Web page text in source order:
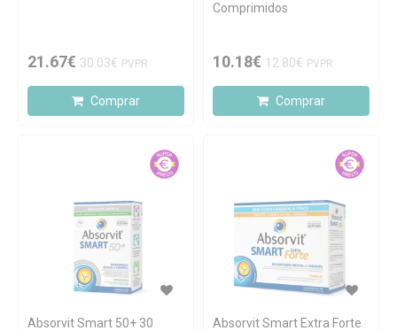
21.67€ 30.03€ PVPR
Comprar
Comprimidos
10.18€ 12.80€ PVPR
Comprar
Absorvit Smart 50+ 30
Absorvit Smart Extra Forte